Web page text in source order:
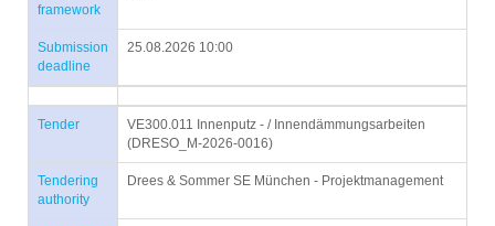
framework
Submission
deadline
25.08.2026 10:00
Tender
VE300.011 Innenputz - / Innendämmungsarbeiten
(DRESO_M-2026-0016)
Tendering
authority
Drees & Sommer SE München - Projektmanagement